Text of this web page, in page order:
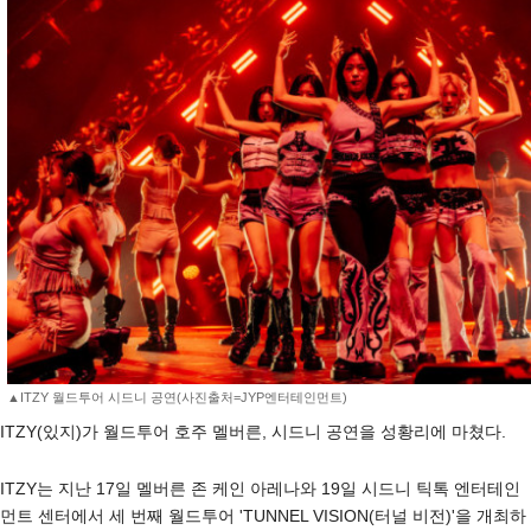
▲ITZY 월드투어 시드니 공연(사진출처=JYP엔터테인먼트)
ITZY(있지)가 월드투어 호주 멜버른, 시드니 공연을 성황리에 마쳤다.
ITZY는 지난 17일 멜버른 존 케인 아레나와 19일 시드니 틱톡 엔터테인
먼트 센터에서 세 번째 월드투어 'TUNNEL VISION(터널 비전)'을 개최하